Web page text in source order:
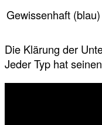
Gewissenhaft (blau)
Die Klärung der
Jeder Typ hat